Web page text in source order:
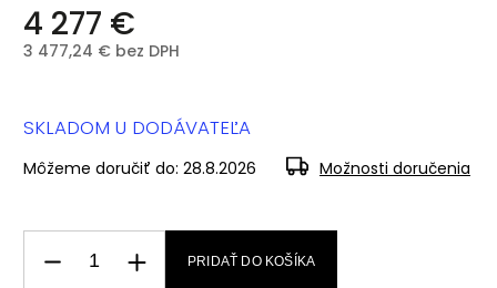
4 277 €
3 477,24 € bez DPH
SKLADOM U DODÁVATEĽA
Môžeme doručiť do: 28.8.2026 Možnosti doručenia
PRIDAŤ DO KOŠÍKA